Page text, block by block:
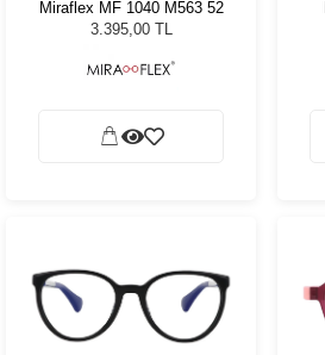
Miraflex MF 1040 M563 52
3.395,00 TL